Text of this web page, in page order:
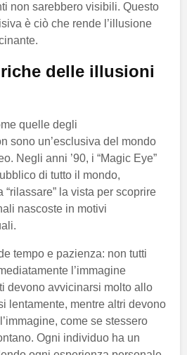
non sarebbero visibili. Questo
è ciò che rende l’illusione
delle illusioni
quelle degli
sono un’esclusiva del mondo
Negli anni ’90, i “Magic Eye”
di tutto il mondo,
la vista per scoprire
nascoste in motivi
tempo e pazienza: non tutti
l’immagine
devono avvicinarsi molto allo
lentamente, mentre altri devono
come se stessero
Ogni individuo ha un